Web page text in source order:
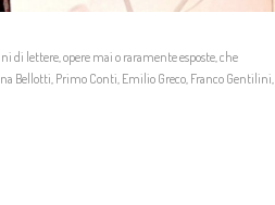
di lettere, opere mai o raramente esposte, che
Bellotti, Primo Conti, Emilio Greco, Franco Gentilini,